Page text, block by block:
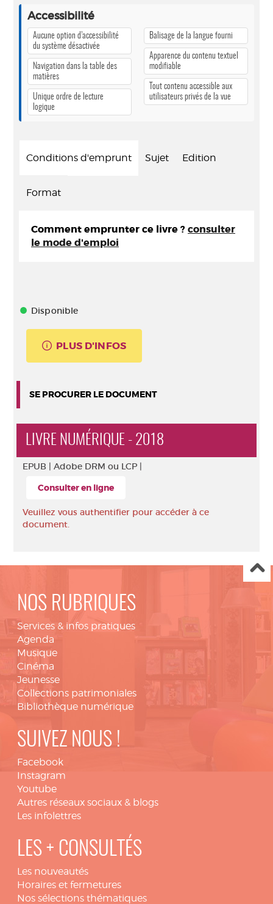
Accessibilité
Aucune option d’accessibilité
du système désactivée
Navigation dans la table des
matières
Unique ordre de lecture
logique
Balisage de la langue fourni
Apparence du contenu textuel
modifiable
Tout contenu accessible aux
utilisateurs privés de la vue
Conditions d'emprunt Sujet Edition
Format
Comment emprunter ce livre ? consulter
le mode d'emploi
Disponible
PLUS D'INFOS
SE PROCURER LE DOCUMENT
LIVRE NUMÉRIQUE - 2018
EPUB | Adobe DRM ou LCP |
Consulter en ligne
Veuillez vous authentifier pour accéder à ce
document.
NOS RUBRIQUES
Services & infos pratiques
Agenda
Musique
Cinéma
Jeunesse
Collections patrimoniales
Bibliothèque numérique
SUIVEZ NOUS !
Facebook
Instagram
Youtube
Autres réseaux sociaux & blogs
Les infolettres
LES + CONSULTÉS
Les nouveautés
Horaires et fermetures
Nos sélections thématiques